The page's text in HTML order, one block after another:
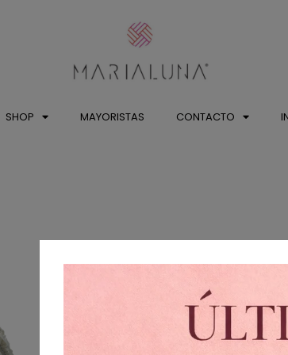
SHOP MAYORISTAS CONTACTO